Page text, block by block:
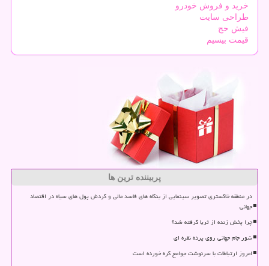
خرید و فروش خودرو
طراحی سایت
فیش حج
قیمت بیسیم
پربیننده ترین ها
در منطقه خاکستری تصویر سینمایی از بنگاه های فاسد مالی و گردش پول های سیاه در اقتصاد
جهانی
چرا پخش زنده از ثریا گرفته شد؟
شور جام جهانی روی پرده نقره ای
امروز ارتباطات با سرنوشت جوامع گره خورده است